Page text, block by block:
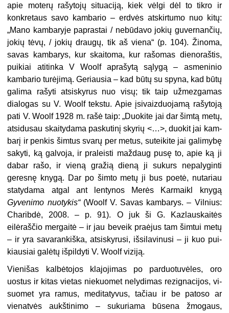
apie moterų rašytojų situaciją, kiek vėl­gi dėl to tikro ir
konkretaus savo kam­bario – erdvės atskirtumo nuo kitų:
„Mano kambaryje paprastai / nebūdavo jokių guvernančių,
jokių tėvų, / jokių draugų, tik aš viena“ (p. 104). Žinoma,
savas kambarys, kur skai­toma, kur rašomas dienoraštis,
puikiai atitinka V Woolf aprašytą sąlygą – asmeninio
kambario turėjimą. Geriau­sia – kad būtų su spyna, kad būtų
ga­lima rašyti atsiskyrus nuo visų; tik taip užmezgamas
dialogas su V. Woolf teks­tu. Apie įsivaizduojamą rašytoją
pati V. Woolf 1928 m. rašė taip: „Duokite jai dar šimtą metų,
atsidusau skaitydama paskutinį skyrių <…>, duokit jai kam­
barį ir penkis šimtus svarų per metus, suteikite jai galimybę
sakyti, ką galvoja, ir praleisti maždaug pusę to, apie ką ji
dabar rašo, ir vieną gražią dieną ji su­kurs nepalyginti
geresnę knygą. Dar po šimto metų ji bus poetė, nutariau
sta­tydama atgal ant lentynos Merės Karmaikl knygą
Gyvenimo nuotykis“(Woolf V. Savas kambarys. – Vilnius:
Charibdė, 2008. – p. 91). O juk ši G. Kazlauskaitės
eilėraščio mergaitė – ir jau beveik praė­jus tam šimtui metų
– ir yra savarankiš­ka, atsiskyrusi, išsilavinusi – ji kuo pui­
kiausiai galėtų išpildyti V. Woolf viziją.
Vienišas kalbėtojos klajojimas po parduotuvėles, oro
uostus ir kitas vietas niekuomet nelydimas rezignacijos, vi­
suomet yra ramus, meditatyvus, tačiau ir be patoso ar
vienatvės aukštinimo – sukuriama būsena žmogaus,